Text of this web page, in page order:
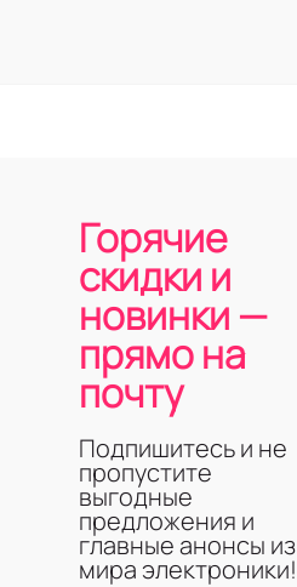
Горячие
скидки и
новинки —
прямо на
почту
Подпишитесь и не
пропустите
выгодные
предложения и
главные анонсы из
мира электроники!